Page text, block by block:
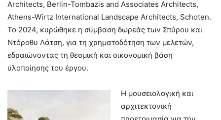
Architects, Berlin-Tombazis and Associates Architects,
Athens-Wirtz International Landscape Architects, Schoten.
Το 2024, κυρώθηκε η σύμβαση δωρεάς των Σπύρου και
Ντόροθυ Λάτση, για τη χρηματοδότηση των μελετών,
εδραιώνοντας τη θεσμική και οικονομική βάση
υλοποίησης του έργου.
Η μουσειολογική και
αρχιτεκτονική